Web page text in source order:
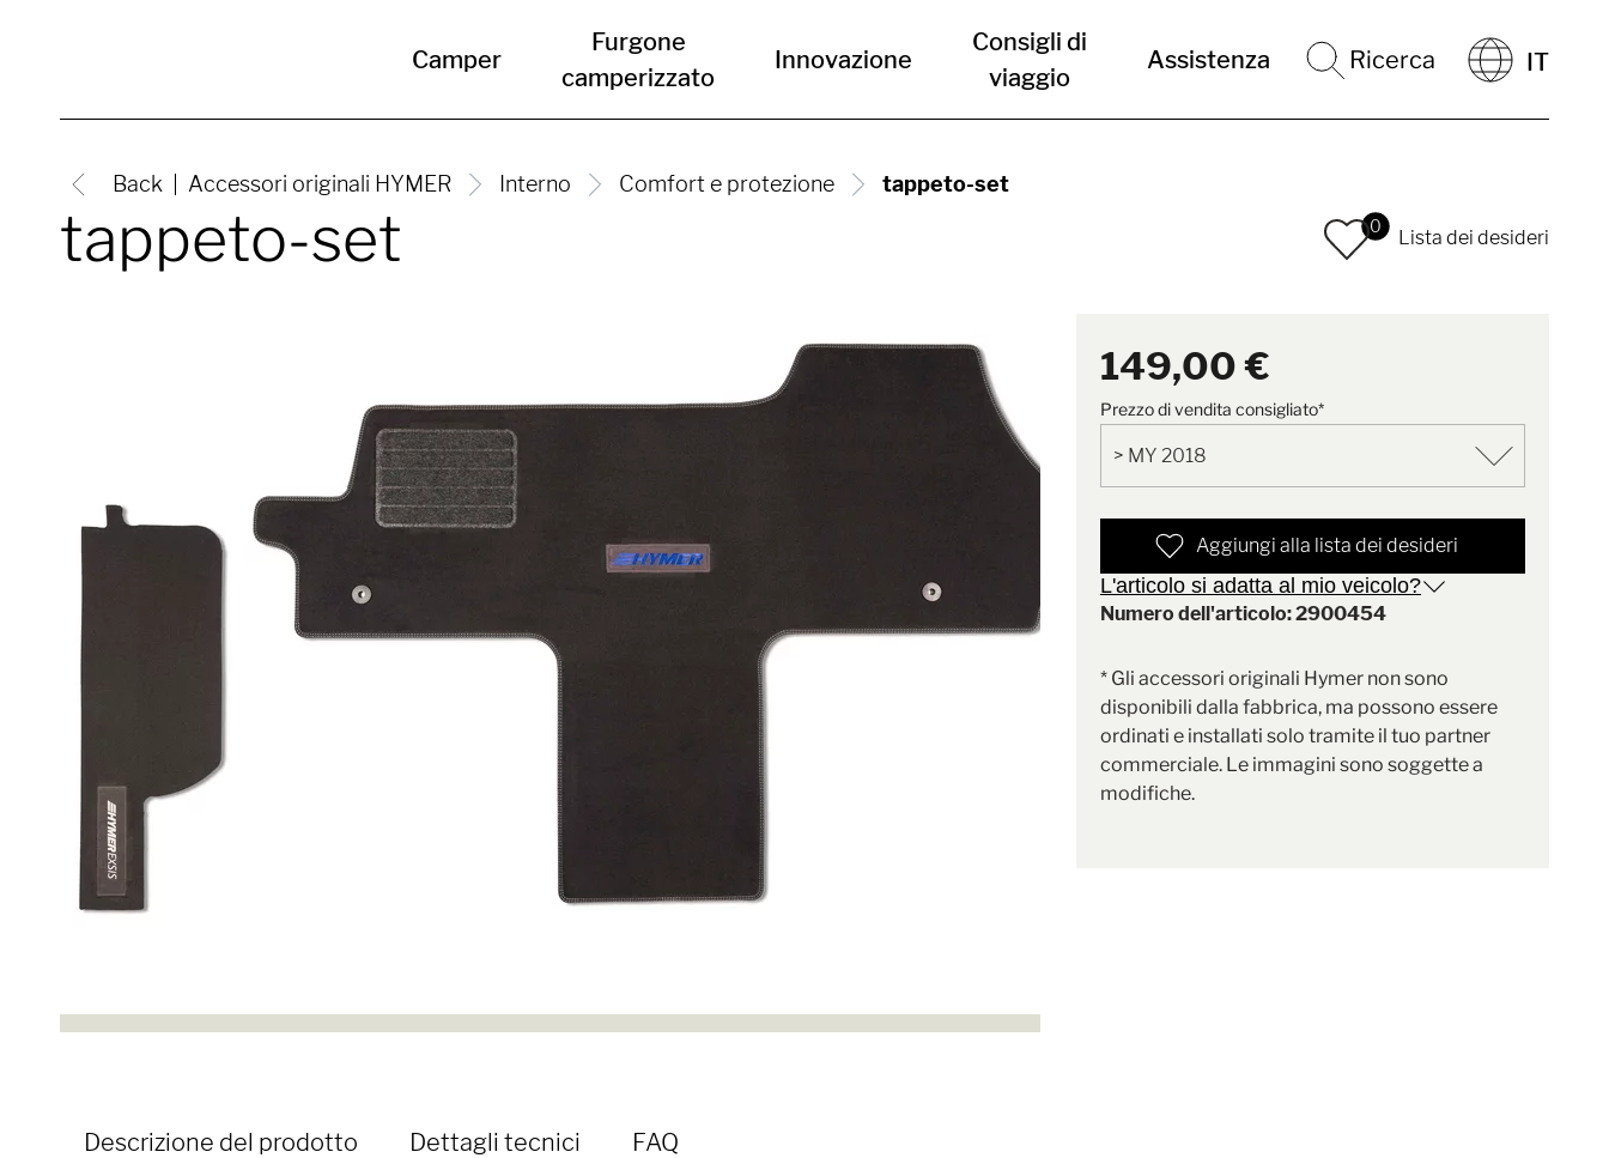
Camper
Furgone
camperizzato
Innovazione
Consigli di
viaggio
Assistenza Ricerca IT
Back Accessori originali HYMER Interno Comfort e protezione tappeto-set
tappeto-set 0
Lista dei desideri
Descrizione del prodotto Dettagli tecnici FAQ
149,00 €
Prezzo di vendita consigliato*
Aggiungi alla lista dei desideri
L'articolo si adatta al mio veicolo?
Numero dell'articolo: 2900454
* Gli accessori originali Hymer non sono
disponibili dalla fabbrica, ma possono essere
ordinati e installati solo tramite il tuo partner
commerciale. Le immagini sono soggette a
modifiche.